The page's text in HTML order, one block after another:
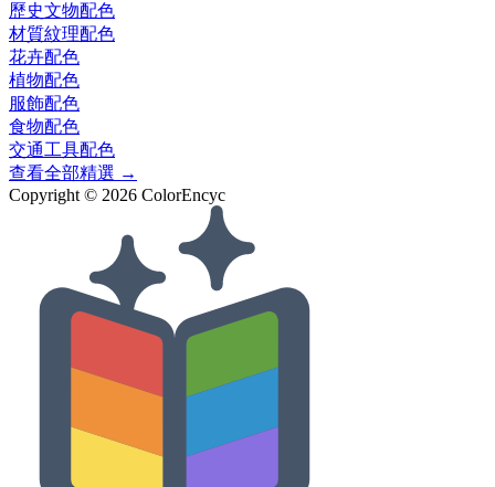
歷史文物配色
材質紋理配色
花卉配色
植物配色
服飾配色
食物配色
交通工具配色
查看全部精選 →
Copyright © 2026 ColorEncyc